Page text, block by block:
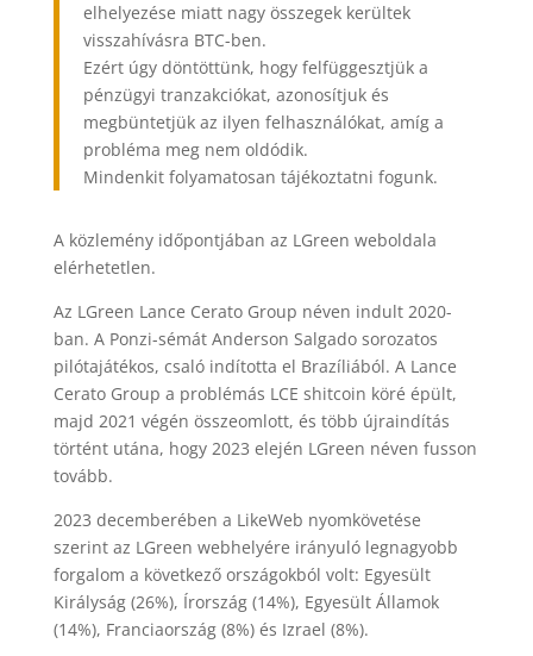
elhelyezése miatt nagy összegek kerültek
visszahívásra BTC-ben.
Ezért úgy döntöttünk, hogy felfüggesztjük a
pénzügyi tranzakciókat, azonosítjuk és
megbüntetjük az ilyen felhasználókat, amíg a
probléma meg nem oldódik.
Mindenkit folyamatosan tájékoztatni fogunk.
A közlemény időpontjában az LGreen weboldala
elérhetetlen.
Az LGreen Lance Cerato Group néven indult 2020-
ban. A Ponzi-sémát Anderson Salgado sorozatos
pilótajátékos, csaló indította el Brazíliából. A Lance
Cerato Group a problémás LCE shitcoin köré épült,
majd 2021 végén összeomlott, és több újraindítás
történt utána, hogy 2023 elején LGreen néven fusson
tovább.
2023 decemberében a LikeWeb nyomkövetése
szerint az LGreen webhelyére irányuló legnagyobb
forgalom a következő országokból volt: Egyesült
Királyság (26%), Írország (14%), Egyesült Államok
(14%), Franciaország (8%) és Izrael (8%).